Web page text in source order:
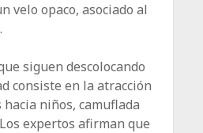
velo opaco, asociado al
siguen descolocando
consiste en la atracción
niños, camuflada
expertos afirman que